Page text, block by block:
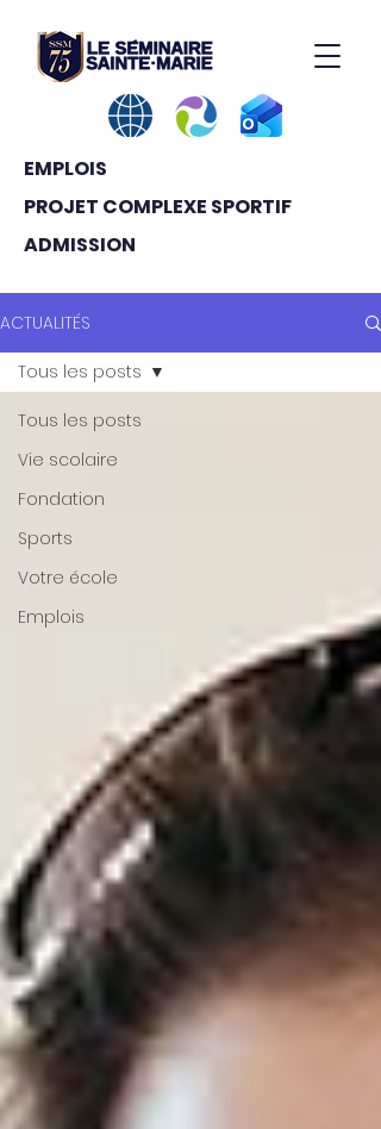
EMPLOIS
PROJET COMPLEXE SPORTIF
ADMISSION
ACTUALITÉS
Tous les posts
Vie scolaire
Fondation
Sports
Votre école
Emplois
Tous les posts